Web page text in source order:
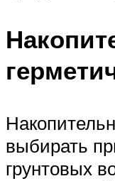
выбирать
грунтовых